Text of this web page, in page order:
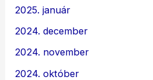
2025. január
2024. december
2024. november
2024. október